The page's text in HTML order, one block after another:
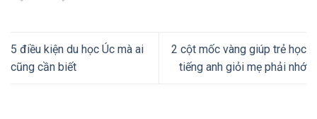
5 điều kiện du học Úc mà ai
cũng cần biết
2 cột mốc vàng giúp trẻ học
tiếng anh giỏi mẹ phải nhớ